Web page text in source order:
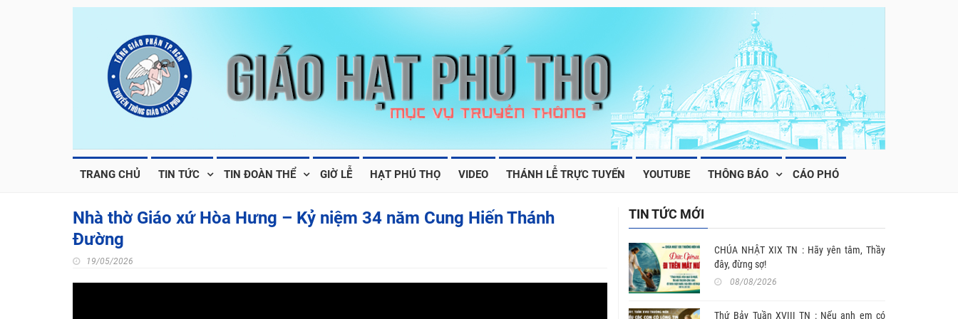
TRANG CHỦ TIN TỨC TIN ĐOÀN THỂ GIỜ LỄ HẠT PHÚ THỌ VIDEO THÁNH LỄ TRỰC TUYẾN YOUTUBE THÔNG BÁO CÁO PHÓ
Nhà thờ Giáo xứ Hòa Hưng – Kỷ niệm 34 năm Cung Hiến Thánh
Đường
19/05/2026
TIN TỨC MỚI
CHÚA NHẬT XIX TN : Hãy yên tâm, Thầy
đây, đừng sợ!
08/08/2026
Thứ Bảy Tuần XVIII TN : Nếu anh em có